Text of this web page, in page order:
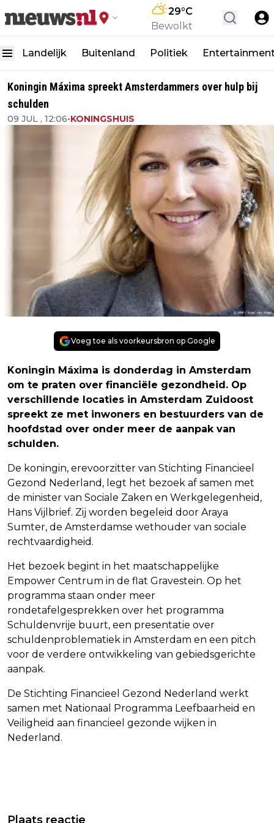
29°C
Bewolkt
Landelijk Buitenland Politiek
Koningin Máxima spreekt Amsterdammers over hulp bij
schulden
09 JUL , 12:06•KONINGSHUIS
Voeg toe als voorkeursbron op Google
Koningin Máxima is donderdag in Amsterdam
om te praten over financiële gezondheid. Op
verschillende locaties in Amsterdam Zuidoost
spreekt ze met inwoners en bestuurders van de
hoofdstad over onder meer de aanpak van
schulden.
De koningin, erevoorzitter van Stichting Financieel
Gezond Nederland, legt het bezoek af samen met
de minister van Sociale Zaken en Werkgelegenheid,
Hans Vijlbrief. Zij worden begeleid door Araya
Sumter, de Amsterdamse wethouder van sociale
rechtvaardigheid.
Het bezoek begint in het maatschappelijke
Empower Centrum in de flat Gravestein. Op het
programma staan onder meer
rondetafelgesprekken over het programma
Schuldenvrije buurt, een presentatie over
schuldenproblematiek in Amsterdam en een pitch
voor de verdere ontwikkeling van gebiedsgerichte
aanpak.
De Stichting Financieel Gezond Nederland werkt
samen met Nationaal Programma Leefbaarheid en
Veiligheid aan financieel gezonde wijken in
Nederland.
Plaats reactie